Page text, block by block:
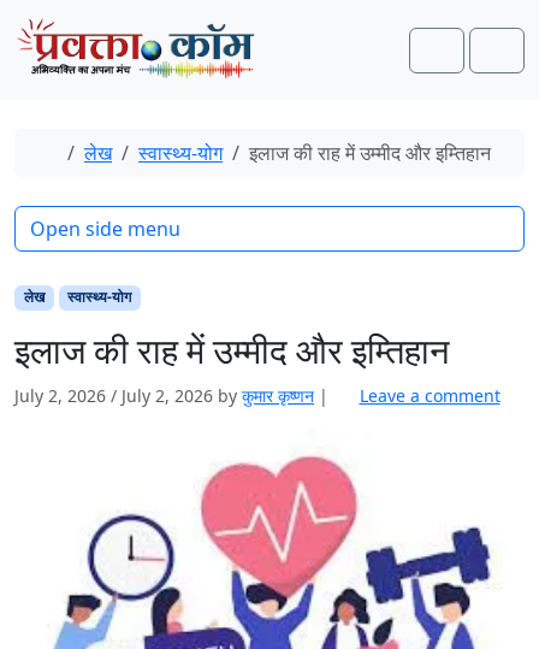
Skip to content
Skip to footer
Search
Home
लेख स्‍वास्‍थ्‍य-योग इलाज की राह में उम्मीद और इम्तिहान
लेख स्‍वास्‍थ्‍य-योग
इलाज की राह में उम्मीद और इम्तिहान
July 2, 2026 / July 2, 2026 by कुमार कृष्णन | Leave a comment
Open side menu